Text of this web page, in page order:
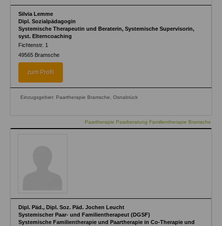
Silvia Lemme
Dipl. Sozialpädagogin
Systemische Therapeutin und Beraterin, Systemische Supervisorin,
syst. Elterncoaching
Fichtenstr. 1
49565 Bramsche
zum Profil
Einzugsgebiet: Paartherapie Bramsche, Osnabrück
Paartherapie Paarberatung Familientherapie Bramsche
Dipl. Päd., Dipl. Soz. Päd. Jochen Leucht
Systemischer Paar- und Familientherapeut (DGSF)
Systemische Familientherapie und Paartherapie in Co-Therapie und